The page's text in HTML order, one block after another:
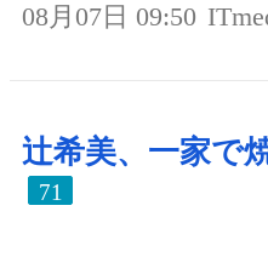
08月07日 09:50
辻希美、一家で
71